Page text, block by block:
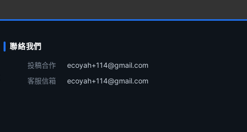
聯絡我們
投稿合作
ecoyah+114@gmail.com
客服信箱
ecoyah+114@gmail.com